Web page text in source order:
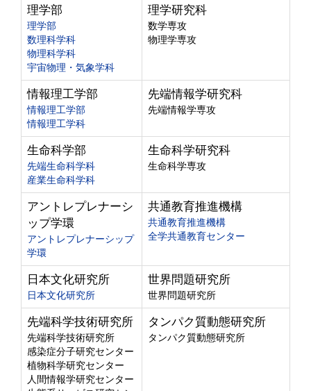
理学部
理学部
数理科学科
物理科学科
宇宙物理・気象学科
理学研究科
数学専攻
物理学専攻
情報理工学部
情報理工学部
情報理工学科
先端情報学研究科
先端情報学専攻
生命科学部
先端生命科学科
産業生命科学科
生命科学研究科
生命科学専攻
アントレプレナーシ
ップ学環
アントレプレナーシップ
学環
共通教育推進機構
共通教育推進機構
全学共通教育センター
日本文化研究所
日本文化研究所
世界問題研究所
世界問題研究所
先端科学技術研究所
先端科学技術研究所
感染症分子研究センター
植物科学研究センター
人間情報学研究センター
タンパク質動態研究所
タンパク質動態研究所